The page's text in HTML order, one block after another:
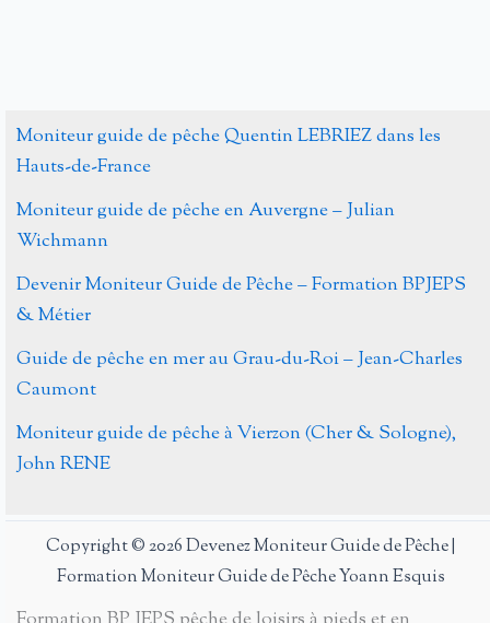
Moniteur guide de pêche Quentin LEBRIEZ dans les
Hauts-de-France
Moniteur guide de pêche en Auvergne – Julian
Wichmann
Devenir Moniteur Guide de Pêche – Formation BPJEPS
& Métier
Guide de pêche en mer au Grau-du-Roi – Jean-Charles
Caumont
Moniteur guide de pêche à Vierzon (Cher & Sologne),
John RENE
Copyright © 2026 Devenez Moniteur Guide de Pêche |
Formation Moniteur Guide de Pêche Yoann Esquis